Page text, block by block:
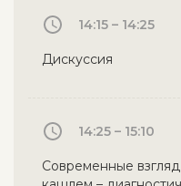
14:15 – 14:25
Дискуссия
14:25 – 15:10
Современные